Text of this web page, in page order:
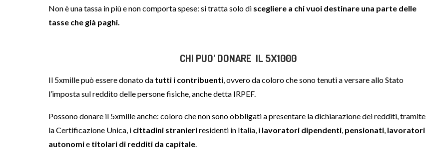
Non è una tassa in più e non comporta spese: si tratta solo di scegliere a chi vuoi destinare una parte delle
tasse che già paghi.
CHI PUO’ DONARE IL 5X1000
Il 5xmille può essere donato da tutti i contribuenti, ovvero da coloro che sono tenuti a versare allo Stato
l’imposta sul reddito delle persone fisiche, anche detta IRPEF.
Possono donare il 5xmille anche: coloro che non sono obbligati a presentare la dichiarazione dei redditi, tramite
la Certificazione Unica, i cittadini stranieriresidenti in Italia, i lavoratori dipendenti, pensionati, lavoratori
autonomie titolari di redditi da capitale.